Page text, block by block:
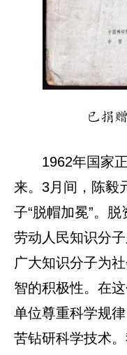
已捐
1962年国家
来。3月间，陈毅
子“脱帽加冕”。
劳动人民知识分
广大知识分子为
智的积极性。在
单位尊重科学规
苦钻研科学技术